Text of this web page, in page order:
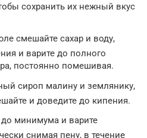
сохранить их нежный вкус
смешайте сахар и воду,
и варите до полного
постоянно помешивая.
сироп малину и землянику,
и доведите до кипения.
минимума и варите
снимая пену, в течение